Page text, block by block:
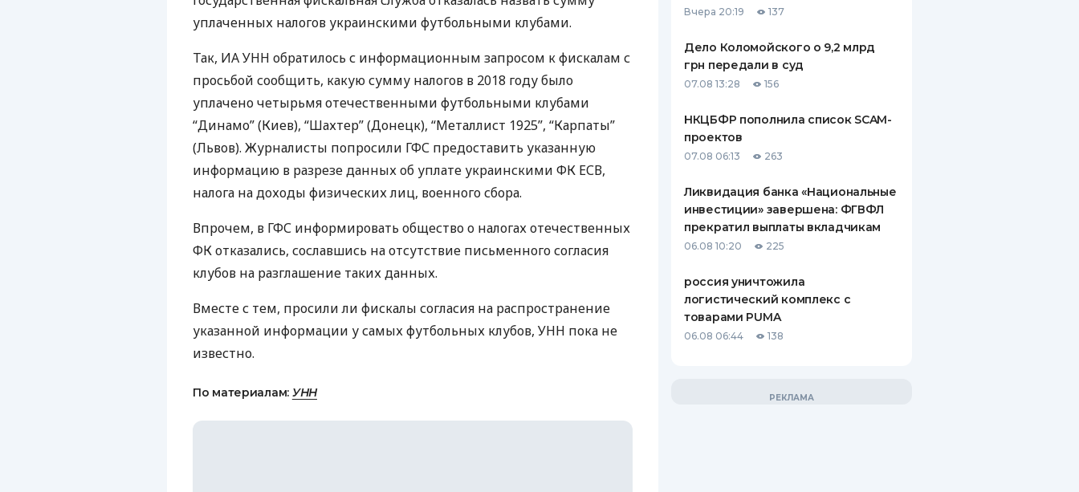
ЕЖЕМЕСЯЧНЫЙ ОБЗОР
ПУТЕВОДИТЕЛИ ПО
БАНКОВСКИМ КАРТАМ
ВСЕ СТРАХОВЫЕ ПОЛИСЫ
ОТЗЫВЫ О СТРАХОВЫХ
КОМПАНИЯХ
ДОСТАВКА И ОПЛАТА
КОНТАКТЫ
уплаченных налогов украинскими футбольными клубами.
Так, ИАУНН обратилось с информационным запросом к фискалам с
просьбой сообщить, какую сумму налогов в 2018 году было
уплачено четырьмя отечественными футбольными клубами
“Динамо” (Киев), “Шахтер” (Донецк), “Металлист 1925”, “Карпаты”
(Львов). Журналисты попросили ГФС предоставить указанную
информацию в разрезе данных об уплате украинскими ФК ЕСВ,
налога на доходы физических лиц, военного сбора.
Впрочем, в ГФС информировать общество о налогах отечественных
ФК отказались, сославшись на отсутствие письменного согласия
клубов на разглашение таких данных.
Вместе с тем, просили ли фискалы согласия на распространение
указанной информации у самых футбольных клубов, УНН пока не
известно.
По материалам: УНН
Вчера 20:19 137
Дело Коломойского о 9,2 млрд
грн передали в суд
07.08 13:28 156
НКЦБФР пополнила список SCAM-
проектов
07.08 06:13 263
Ликвидация банка «Национальные
инвестиции» завершена: ФГВФЛ
прекратил выплаты вкладчикам
06.08 10:20 225
россия уничтожила
логистический комплекс с
товарами PUMA
06.08 06:44 138